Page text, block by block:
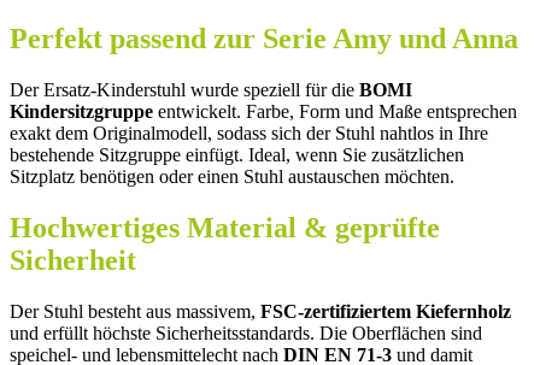
Perfekt passend zur Serie Amy und Anna
Der Ersatz-Kinderstuhl wurde speziell für die BOMI
Kindersitzgruppe entwickelt. Farbe, Form und Maße entsprechen
exakt dem Originalmodell, sodass sich der Stuhl nahtlos in Ihre
bestehende Sitzgruppe einfügt. Ideal, wenn Sie zusätzlichen
Sitzplatz benötigen oder einen Stuhl austauschen möchten.
Hochwertiges Material & geprüfte
Sicherheit
Der Stuhl besteht aus massivem, FSC-zertifiziertem Kiefernholz
und erfüllt höchste Sicherheitsstandards. Die Oberflächen sind
speichel- und lebensmittelecht nach DIN EN 71-3 und damit